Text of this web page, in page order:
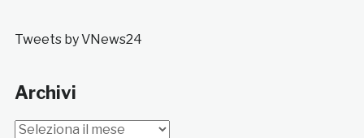
Tweets by VNews24
Archivi
Archivi